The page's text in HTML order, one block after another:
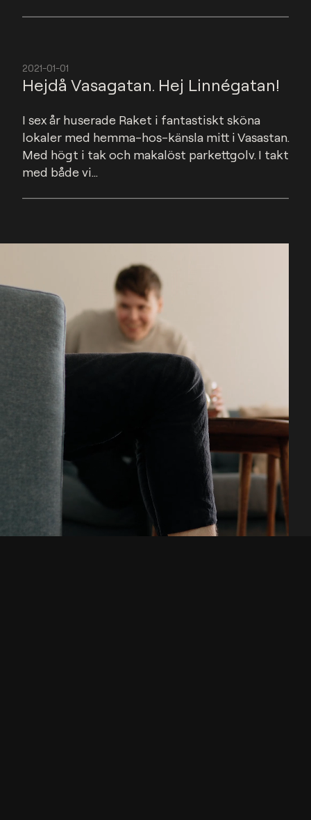
2021-01-01
Hejdå Vasagatan. Hej Linnégatan!
I sex år huserade Raket i fantastiskt sköna
lokaler med hemma-hos-känsla mitt i Vasastan.
Med högt i tak och makalöst parkettgolv. I takt
med både vi...